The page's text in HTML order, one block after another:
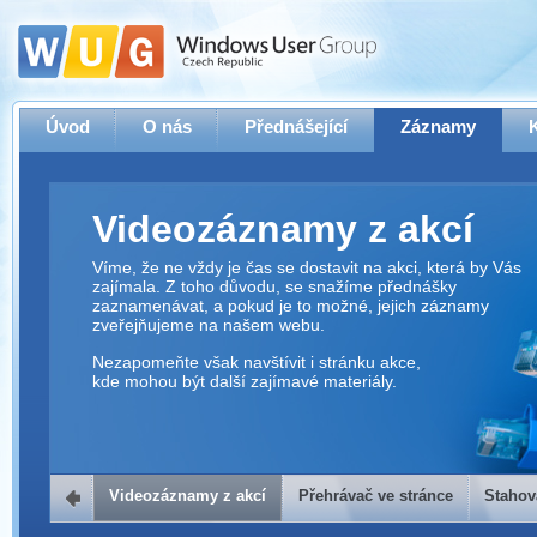
Úvod O nás Přednášející Záznamy
Videozáznamy z akcí
Víme, že ne vždy je čas se dostavit na akci, která by Vás
zajímala. Z toho důvodu, se snažíme přednášky
zaznamenávat, a pokud je to možné, jejich záznamy
zveřejňujeme na našem webu.
Nezapomeňte však navštívit i stránku akce,
kde mohou být další zajímavé materiály.
Přehrávač ve stránce
Videozáznamy z akcí Přehrávač ve stránce